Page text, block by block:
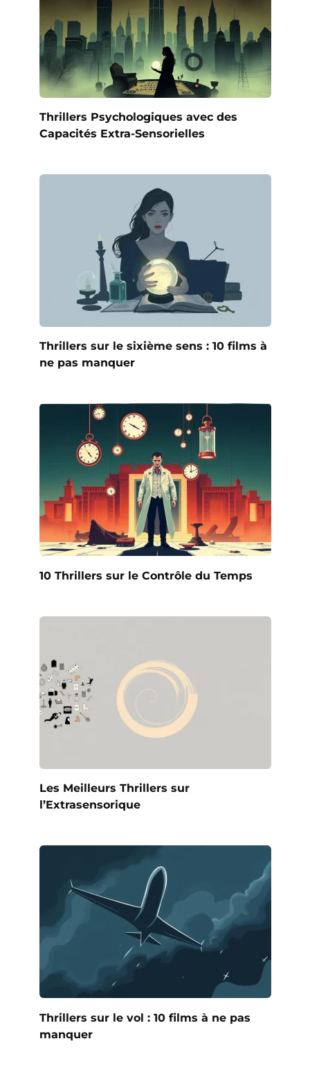
Thrillers Psychologiques avec des
Capacités Extra-Sensorielles
Thrillers sur le sixième sens : 10 films à
ne pas manquer
10 Thrillers sur le Contrôle du Temps
Les Meilleurs Thrillers sur
l’Extrasensorique
Thrillers sur le vol : 10 films à ne pas
manquer